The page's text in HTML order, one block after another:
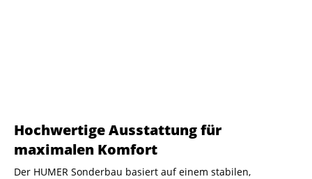
Hochwertige Ausstattung für
maximalen Komfort
Der HUMER Sonderbau basiert auf einem stabilen,